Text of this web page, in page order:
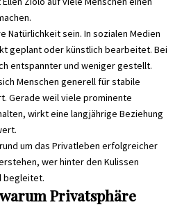
Natürlichkeit sein. In sozialen Medien
geplant oder künstlich bearbeitet. Bei
entspannter und weniger gestellt.
Menschen generell für stabile
Gerade weil viele prominente
wirkt eine langjährige Beziehung
um das Privatleben erfolgreicher
wer hinter den Kulissen
begleitet.
Privatsphäre